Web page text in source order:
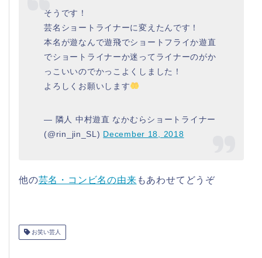
そうです！
芸名ショートライナーに変えたんです！
本名が遊なんで遊飛でショートフライか遊直
でショートライナーか迷ってライナーのがか
っこいいのでかっこよくしました！
よろしくお願いします
— 隣人 中村遊直 なかむらショートライナー
(@rin_jin_SL) December 18, 2018
他の芸名・コンビ名の由来 もあわせてどうぞ
お笑い芸人